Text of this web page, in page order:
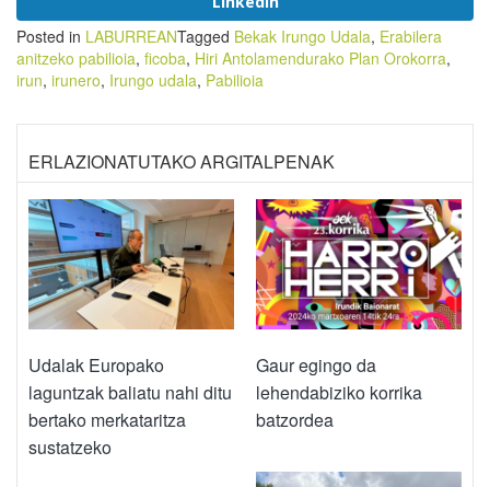
Posted in LABURREANTagged Bekak Irungo Udala, Erabilera
anitzeko pabilioia, ficoba, Hiri Antolamendurako Plan Orokorra,
irun, irunero, Irungo udala, Pabilioia
ERLAZIONATUTAKO ARGITALPENAK
Udalak Europako
laguntzak baliatu nahi ditu
bertako merkataritza
sustatzeko
Gaur egingo da
lehendabiziko korrika
batzordea